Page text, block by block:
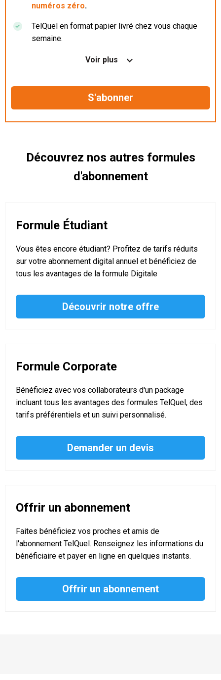
numéros zéro.
TelQuel en format papier livré chez vous chaque
semaine.
Nos articles en illimité sur ordinateur, tablette et
Le magazine TelQuel en numérique avant la sortie
Des informations confidentielles résérvées aux
Voir plus
Découvrez nos autres formules
d'abonnement
Formule Étudiant
Vous êtes encore étudiant? Profitez de tarifs réduits
sur votre abonnement digital annuel et bénéficiez de
tous les avantages de la formule Digitale
Découvrir notre offre
Formule Corporate
Bénéficiez avec vos collaborateurs d'un package
incluant tous les avantages des formules TelQuel, des
tarifs préférentiels et un suivi personnalisé.
Demander un devis
Offrir un abonnement
Faites bénéficiez vos proches et amis de
l'abonnement TelQuel. Renseignez les informations du
bénéficiaire et payer en ligne en quelques instants.
Offrir un abonnement